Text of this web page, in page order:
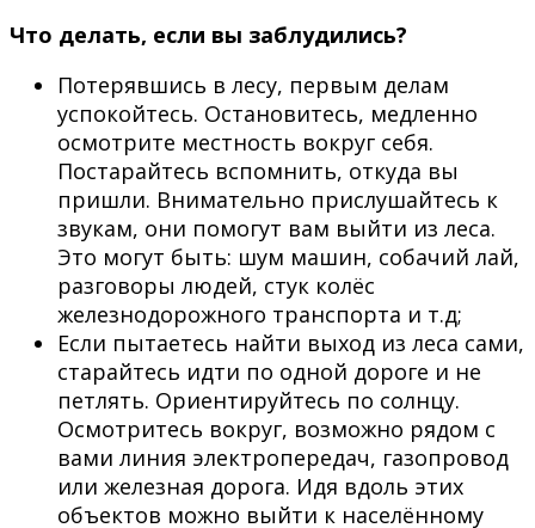
Что делать, если вы заблудились?
Потерявшись в лесу, первым делам
успокойтесь. Остановитесь, медленно
осмотрите местность вокруг себя.
Постарайтесь вспомнить, откуда вы
пришли. Внимательно прислушайтесь к
звукам, они помогут вам выйти из леса.
Это могут быть: шум машин, собачий лай,
разговоры людей, стук колёс
железнодорожного транспорта и т.д;
Если пытаетесь найти выход из леса сами,
старайтесь идти по одной дороге и не
петлять. Ориентируйтесь по солнцу.
Осмотритесь вокруг, возможно рядом с
вами линия электропередач, газопровод
или железная дорога. Идя вдоль этих
объектов можно выйти к населённому